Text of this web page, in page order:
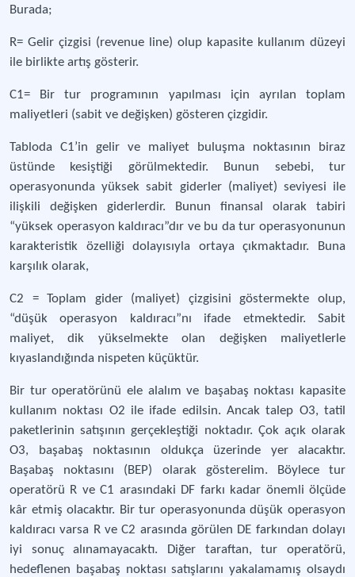
Burada;
R= Gelir çizgisi (revenue line) olup kapasite kullanım düzeyi
ile birlikte artış gösterir.
C1= Bir tur programının yapılması için ayrılan toplam
maliyetleri (sabit ve değişken) gösteren çizgidir.
Tabloda C1’in gelir ve maliyet buluşma noktasının biraz
üstünde kesiştiği görülmektedir. Bunun sebebi, tur
operasyonunda yüksek sabit giderler (maliyet) seviyesi ile
ilişkili değişken giderlerdir. Bunun finansal olarak tabiri
“yüksek operasyon kaldıracı”dır ve bu da tur operasyonunun
karakteristik özelliği dolayısıyla ortaya çıkmaktadır. Buna
karşılık olarak,
C2 = Toplam gider (maliyet) çizgisini göstermekte olup,
“düşük operasyon kaldıracı”nı ifade etmektedir. Sabit
maliyet, dik yükselmekte olan değişken maliyetlerle
kıyaslandığında nispeten küçüktür.
Bir tur operatörünü ele alalım ve başabaş noktası kapasite
kullanım noktası O2 ile ifade edilsin. Ancak talep O3, tatil
paketlerinin satışının gerçekleştiği noktadır. Çok açık olarak
O3, başabaş noktasının oldukça üzerinde yer alacaktır.
Başabaş noktasını (BEP) olarak gösterelim. Böylece tur
operatörü R ve C1 arasındaki DF farkı kadar önemli ölçüde
kâr etmiş olacaktır. Bir tur operasyonunda düşük operasyon
kaldıracı varsa R ve C2 arasında görülen DE farkından dolayı
iyi sonuç alınamayacaktı. Diğer taraftan, tur operatörü,
hedeflenen başabaş noktası satışlarını yakalamamış olsaydı